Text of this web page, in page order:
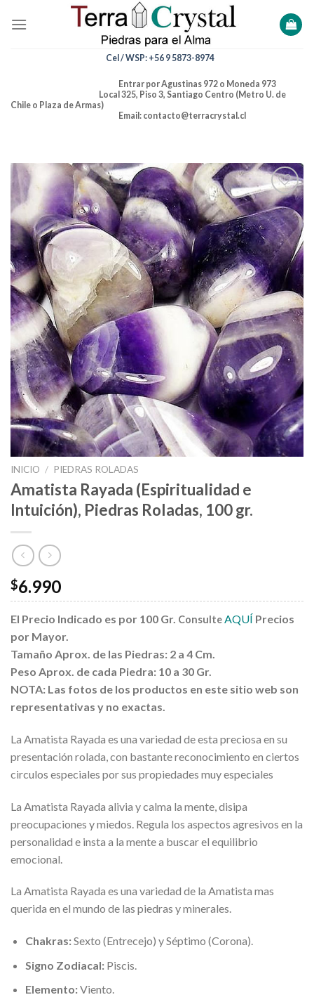
Cel / WSP: +56 9 5873-8974
Entrar por Agustinas 972 o Moneda 973
Local 325, Piso 3, Santiago Centro (Metro U. de
Chile o Plaza de Armas)
Email: contacto@terracrystal.cl
Añadir
a la
lista de
deseos
INICIO / PIEDRAS ROLADAS
Amatista Rayada (Espiritualidad e
Intuición), Piedras Roladas, 100 gr.
$6.990
El Precio Indicado es por 100 Gr. ConsulteAQUÍ Precios
por Mayor.
Tamaño Aprox. de las Piedras: 2 a 4 Cm.
Peso Aprox. de cada Piedra: 10 a 30 Gr.
NOTA: Las fotos de los productos en este sitio web son
representativas y no exactas.
La Amatista Rayada es una variedad de esta preciosa en su
presentación rolada, con bastante reconocimiento en ciertos
circulos especiales por sus propiedades muy especiales
La Amatista Rayada alivia y calma la mente, disipa
preocupaciones y miedos. Regula los aspectos agresivos en la
personalidad e insta a la mente a buscar el equilibrio
emocional.
La Amatista Rayada es una variedad de la Amatista mas
querida en el mundo de las piedras y minerales.
Chakras:Sexto (Entrecejo) y Séptimo (Corona).
Signo Zodiacal: Piscis.
Elemento:Viento.